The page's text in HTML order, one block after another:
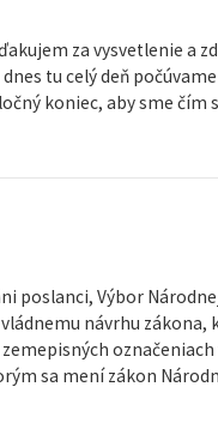
za vysvetlenie a
tu celý deň
koniec, aby sme čím
poslanci, Výbor
návrhu zákona,
sa mení zákon